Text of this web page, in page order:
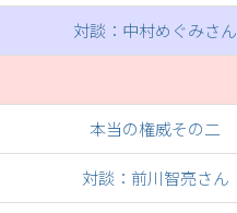
対談：中村めぐみさん
本当の権威その二
対談：前川智亮さん